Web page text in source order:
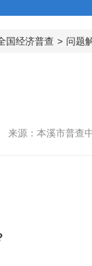
国经济普查 > 问题
来源：本溪市普查